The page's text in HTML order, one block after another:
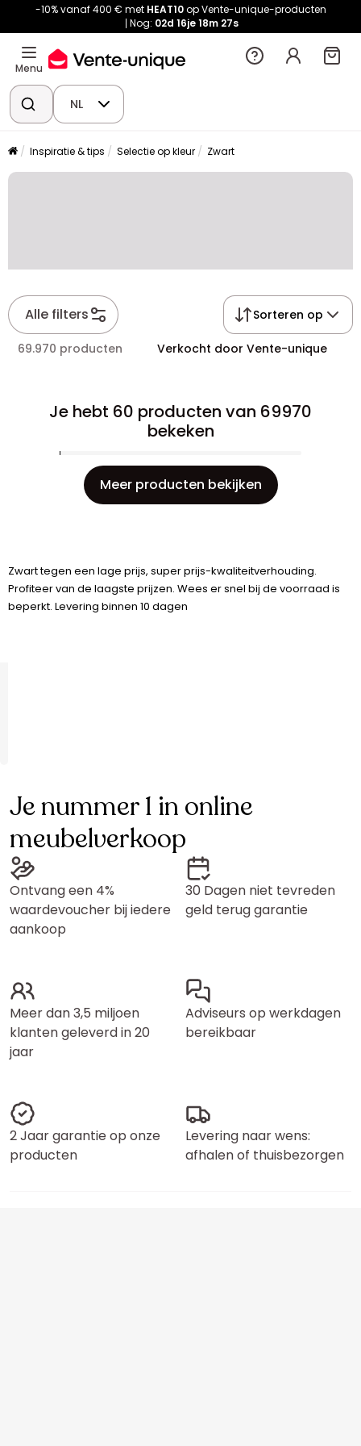
-10% vanaf 400 € met HEAT10op Vente-unique-producten
Nog: 02d 16je18m 27s
Menu
NL
Inspiratie & tips Selectie op kleur Zwart
Alle filters Sorteren op
69.970 producten Verkocht door Vente-unique
Je hebt 60 producten van 69970
bekeken
Meer producten bekijken
Zwart tegen een lage prijs, super prijs-kwaliteitverhouding.
Profiteer van de laagste prijzen. Wees er snel bij de voorraad is
beperkt. Levering binnen 10 dagen
Je nummer 1 in online
meubelverkoop
Ontvang een 4%
waardevoucher bij iedere
aankoop
30 Dagen niet tevreden
geld terug garantie
Meer dan 3,5 miljoen
klanten geleverd in 20
jaar
Adviseurs op werkdagen
bereikbaar
2 Jaar garantie op onze
producten
Levering naar wens:
afhalen of thuisbezorgen